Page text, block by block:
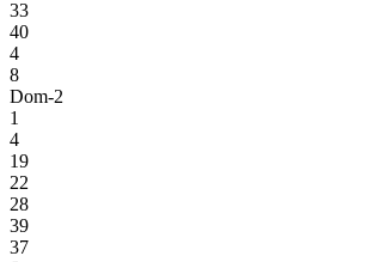
33
40
4
8
Dom-2
1
4
19
22
28
39
37